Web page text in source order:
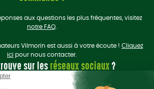
aux questions les plus fréquentes, visitez
notre FAQ
Vilmorin est aussi à votre écoute ! Cliquez
ici pour nous contacter.
sur lesréseaux sociaux?